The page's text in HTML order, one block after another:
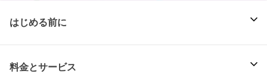
はじめる前に
料金とサービス